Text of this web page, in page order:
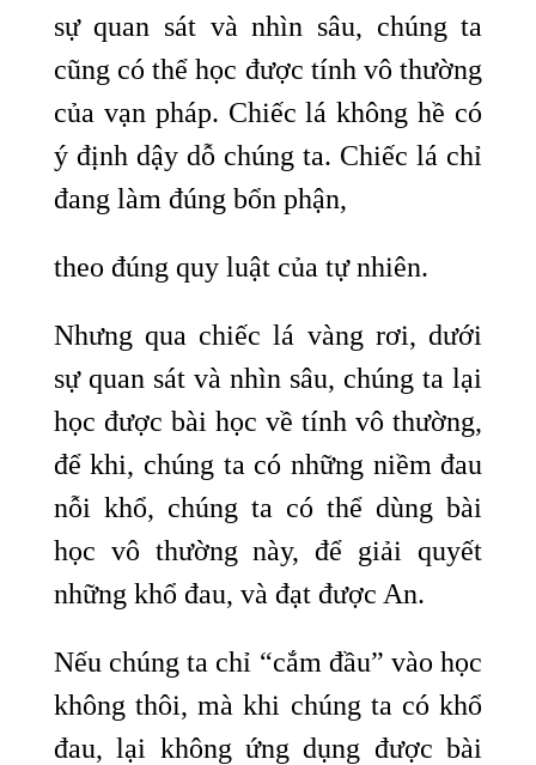
sự quan sát và nhìn sâu, chúng ta
cũng có thể học được tính vô thường
của vạn pháp. Chiếc lá không hề có
ý định dậy dỗ chúng ta. Chiếc lá chỉ
đang làm đúng bổn phận,
theo đúng quy luật của tự nhiên.
Nhưng qua chiếc lá vàng rơi, dưới
sự quan sát và nhìn sâu, chúng ta lại
học được bài học về tính vô thường,
để khi, chúng ta có những niềm đau
nỗi khổ, chúng ta có thể dùng bài
học vô thường này, để giải quyết
những khổ đau, và đạt được An.
Nếu chúng ta chỉ “cắm đầu” vào học
không thôi, mà khi chúng ta có khổ
đau, lại không ứng dụng được bài